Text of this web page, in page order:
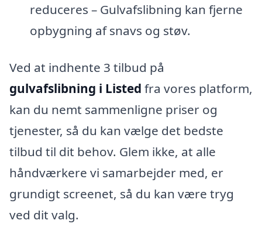
reduceres – Gulvafslibning kan fjerne
opbygning af snavs og støv.
Ved at indhente 3 tilbud på
gulvafslibning i Listed fra vores platform,
kan du nemt sammenligne priser og
tjenester, så du kan vælge det bedste
tilbud til dit behov. Glem ikke, at alle
håndværkere vi samarbejder med, er
grundigt screenet, så du kan være tryg
ved dit valg.